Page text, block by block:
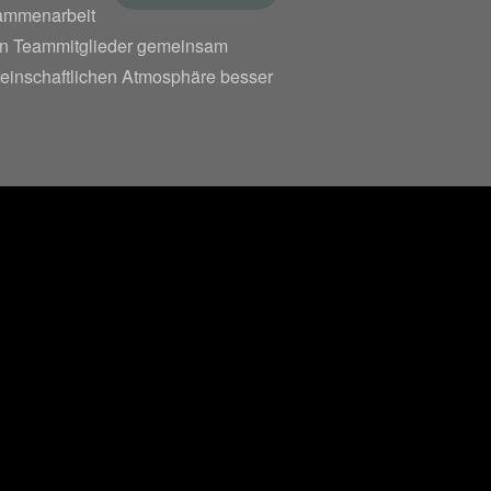
Teammitglieder gemeinsam
Atmosphäre besser